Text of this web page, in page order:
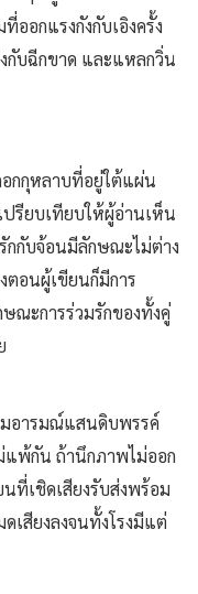
ออกแรงกังกับเอิงครั้ง
กับฉีกขาด และแหลกวิ่น
กกุหลาบที่อยู่ใต้แผ่น
รียบเทียบให้ผู้อ่านเห็น
กกับจ้อนมีลักษณะไม่ต่าง
ตอนผู้เขียนก็มีการ
ณะการร่วมรักของทั้งคู่
อารมณ์แสนดิบพรรค์
แพ้กัน ถ้านึกภาพไม่ออก
ที่เชิดเสียงรับส่งพร้อม
เสียงลงจนทั้งโรงมีแต่